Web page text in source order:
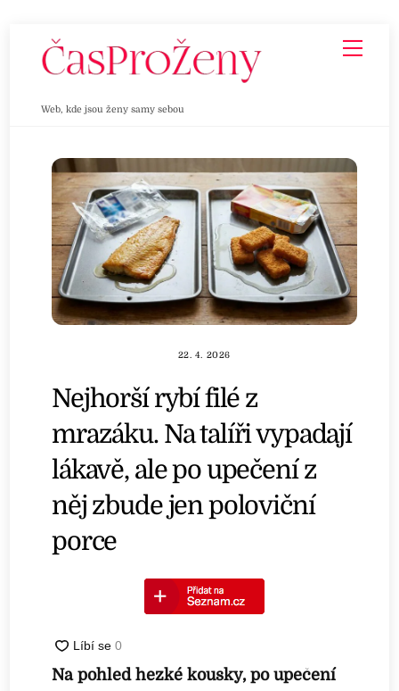
Web, kde jsou ženy samy sebou
22. 4. 2026
Nejhorší rybí filé z
mrazáku. Na talíři vypadají
lákavě, ale po upečení z
něj zbude jen poloviční
porce
Na pohled hezké kousky, po upečení